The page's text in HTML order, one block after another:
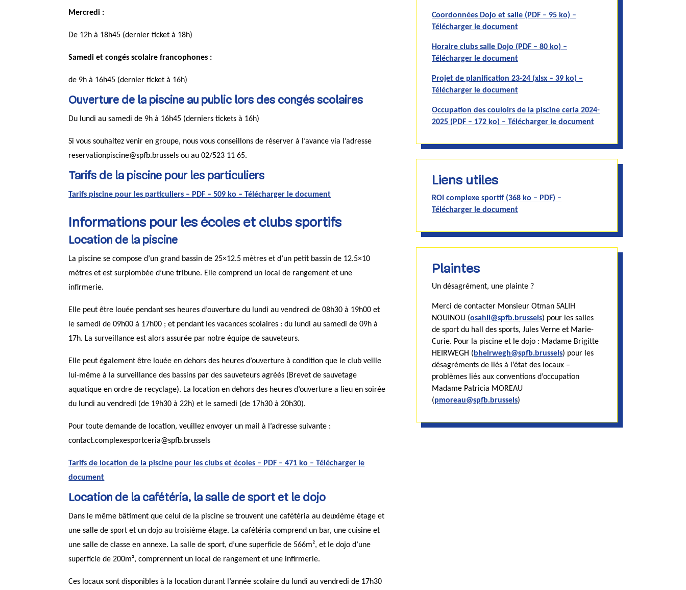
Mercredi :
De 12h à 18h45 (dernier ticket à 18h)
Samedi et congés scolaire francophones :
de 9h à 16h45 (dernier ticket à 16h)
Ouverture de la piscine au public lors des congés scolaires
Du lundi au samedi de 9h à 16h45 (derniers tickets à 16h)
Si vous souhaitez venir en groupe, nous vous conseillons de réserver à l’avance via l’adresse
reservationpiscine@spfb.brussels ou au 02/523 11 65.
Tarifs de la piscine pour les particuliers
Tarifs piscine pour les particuliers – PDF – 509 ko – Télécharger le document
Informations pour les écoles et clubs sportifs
Location de la piscine
La piscine se compose d’un grand bassin de 25×12.5 mètres et d’un petit bassin de 12.5×10
mètres et est surplombée d’une tribune. Elle comprend un local de rangement et une
infirmerie.
Elle peut être louée pendant ses heures d’ouverture du lundi au vendredi de 08h30 à 19h00 et
le samedi de 09h00 à 17h00 ; et pendant les vacances scolaires : du lundi au samedi de 09h à
17h. La surveillance est alors assurée par notre équipe de sauveteurs.
Elle peut également être louée en dehors des heures d’ouverture à condition que le club veille
lui-même à la surveillance des bassins par des sauveteurs agréés (Brevet de sauvetage
aquatique en ordre de recyclage). La location en dehors des heures d’ouverture a lieu en soirée
du lundi au vendredi (de 19h30 à 22h) et le samedi (de 17h30 à 20h30).
Pour toute demande de location, veuillez envoyer un mail à l’adresse suivante :
contact.complexesportceria@spfb.brussels
Tarifs de location de la piscine pour les clubs et écoles – PDF – 471 ko – Télécharger le
document
Location de la cafétéria, la salle de sport et le dojo
Dans le même bâtiment que celui de la piscine se trouvent une cafétéria au deuxième étage et
une salle de sport et un dojo au troisième étage. La cafétéria comprend un bar, une cuisine et
une salle de classe en annexe. La salle de sport, d’une superficie de 566m², et le dojo d’une
superficie de 200m², comprennent un local de rangement et une infirmerie.
Ces locaux sont disponibles à la location durant l’année scolaire du lundi au vendredi de 17h30
Coordonnées Dojo et salle (PDF – 95 ko) –
Télécharger le document
Horaire clubs salle Dojo (PDF – 80 ko) –
Télécharger le document
Projet de planification 23-24 (xlsx – 39 ko) –
Télécharger le document
Occupation des couloirs de la piscine ceria 2024-
2025 (PDF – 172 ko) – Télécharger le document
Liens utiles
ROI complexe sportif (368 ko – PDF) –
Télécharger le document
Plaintes
Un désagrément, une plainte ?
Merci de contacter Monsieur Otman SALIH
NOUINOU (osahli@spfb.brussels) pour les salles
de sport du hall des sports, Jules Verne et Marie-
Curie. Pour la piscine et le dojo : Madame Brigitte
HEIRWEGH (bheirwegh@spfb.brussels) pour les
désagréments de liés à l’état des locaux –
problèmes liés aux conventions d’occupation
Madame Patricia MOREAU
(pmoreau@spfb.brussels)